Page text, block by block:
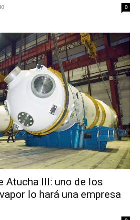
0
Atucha III: uno de los
lo hará una empresa